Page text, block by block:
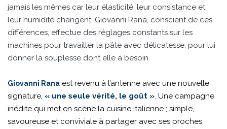
jamais les mêmes car leur élasticité, leur consistance et
leur humidité changent. Giovanni Rana, conscient de ces
différences, effectue des réglages constants sur les
machines pour travailler la pâte avec délicatesse, pour lui
donner la souplesse dont elle a besoin
Giovanni Rana est revenu à l’antenne avec une nouvelle
signature, « une seule vérité, le goût ». Une campagne
inédite qui met en scène la cuisine italienne ; simple,
savoureuse et conviviale à partager avec ses proches